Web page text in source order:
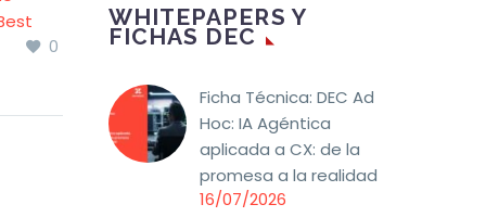
0
de Cliente
transformadora – Axis
Conoce el el estudio
Hacia una Experiencia
de Cliente
transformadora. Un
estudio del Modelo de
19 Ene 2024
WHITEPAPERS Y
FICHAS DEC
Ficha Técnica: DEC Ad
Hoc: IA Agéntica
aplicada a CX: de la
promesa a la realidad
16/07/2026